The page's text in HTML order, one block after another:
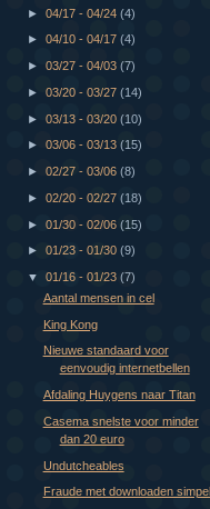
►04/17 - 04/24(4)
►04/10 - 04/17(4)
►03/27 - 04/03(7)
►03/20 - 03/27(14)
►03/13 - 03/20(10)
►03/06 - 03/13(15)
►02/27 - 03/06(8)
►02/20 - 02/27(18)
►01/30 - 02/06(15)
►01/23 - 01/30(9)
▼01/16 - 01/23(7)
Aantal mensen in cel
King Kong
Nieuwe standaard voor
eenvoudig internetbellen
Afdaling Huygens naar Titan
Casema snelste voor minder
dan 20 euro
Undutcheables
Fraude met downloaden simpel